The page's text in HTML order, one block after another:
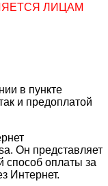
ЛИЦАМ
в пункте
и предоплатой
Он представляет
способ оплаты за
Интернет.